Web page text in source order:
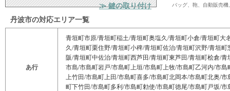
≫ 鍵の取り付け
バッグ、鞄、自動販売
丹波市の対応エリア一覧
あ行
青垣町市原/青垣町稲土/青垣町奥塩久/青垣町小倉/青垣町大
久/青垣町栗住野/青垣町小稗/青垣町佐治/青垣町沢野/青垣
阪/青垣町中佐治/青垣町西芦田/青垣町東芦田/青垣町桧倉/
市島/市島町岩戸/市島町上垣/市島町上牧/市島町乙河内/市
上竹田/市島町上田/市島町喜多/市島町北岡本/市島町北奥/
町下竹田/市島町多利/市島町勅使/市島町徳尾/市島町戸坂/